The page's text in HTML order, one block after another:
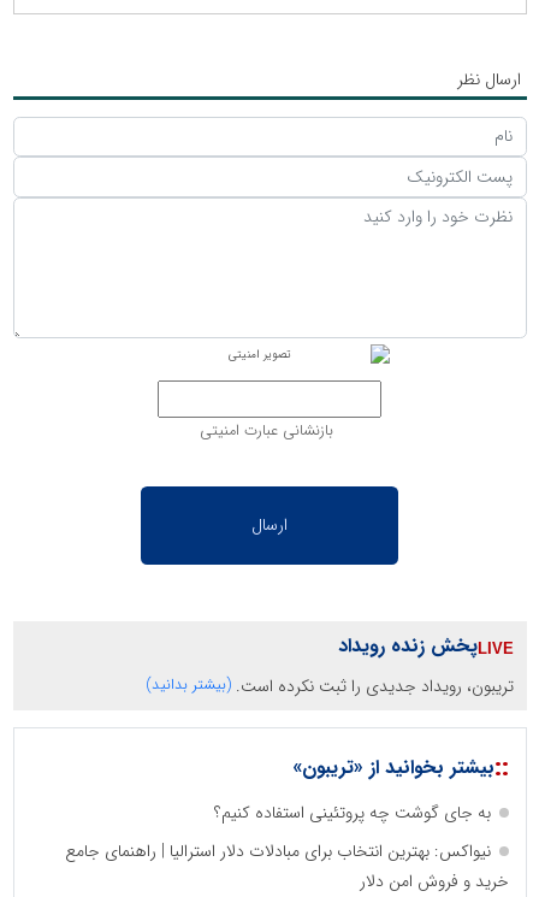
ارسال نظر
بازنشانی عبارت امنیتی
پخش زنده رویداد
تریبون، رویداد جدیدی را ثبت نکرده است. (بیشتر بدانید)
::بیشتر بخوانید از «تریبون»
به جای گوشت چه پروتئینی استفاده کنیم؟
نیواکس: بهترین انتخاب برای مبادلات دلار استرالیا | راهنمای جامع
خرید و فروش امن دلار